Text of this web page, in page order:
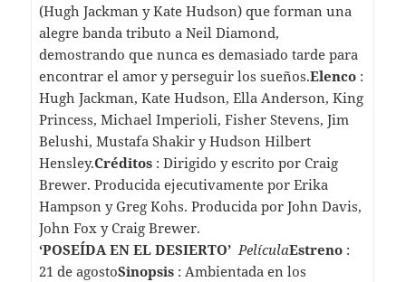
(Hugh Jackman y Kate Hudson) que forman una
alegre banda tributo a Neil Diamond,
demostrando que nunca es demasiado tarde para
encontrar el amor y perseguir los sueños.Elenco:
Hugh Jackman, Kate Hudson, Ella Anderson, King
Princess, Michael Imperioli, Fisher Stevens, Jim
Belushi, Mustafa Shakir y Hudson Hilbert
Hensley.Créditos: Dirigido y escrito por Craig
Brewer. Producida ejecutivamente por Erika
Hampson y Greg Kohs. Producida por John Davis,
John Fox y Craig Brewer.
‘POSEÍDA EN EL DESIERTO’PelículaEstreno:
21 de agostoSinopsis: Ambientada en los